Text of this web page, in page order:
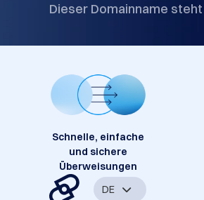
Dieser Domainname
Schnelle, einfache
und sichere
Überweisungen
DE